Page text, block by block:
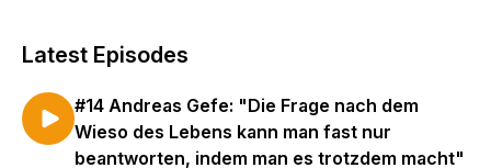
gesungenen Songs.
Latest Episodes
#14 Andreas Gefe: "Die Frage nach dem
Wieso des Lebens kann man fast nur
beantworten, indem man es trotzdem macht"